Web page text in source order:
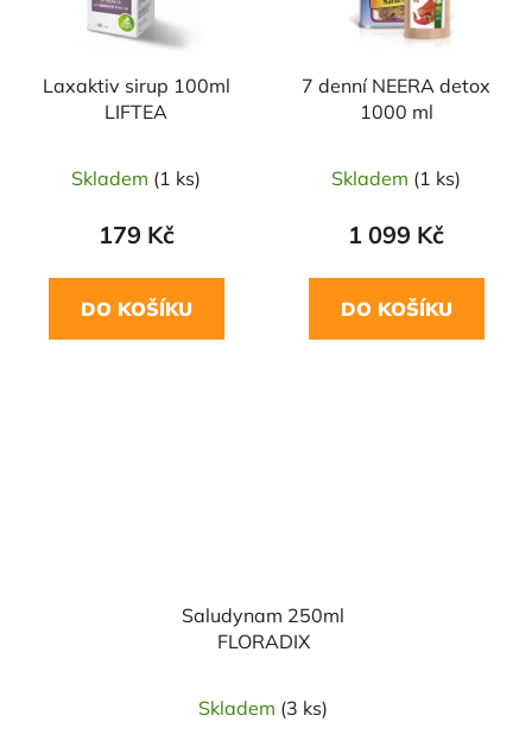
Laxaktiv sirup 100ml
LIFTEA
Skladem (1 ks)
179 Kč
DO KOŠÍKU
7 denní NEERA detox
1000 ml
Skladem (1 ks)
1 099 Kč
DO KOŠÍKU
Saludynam 250ml
FLORADIX
Skladem (3 ks)